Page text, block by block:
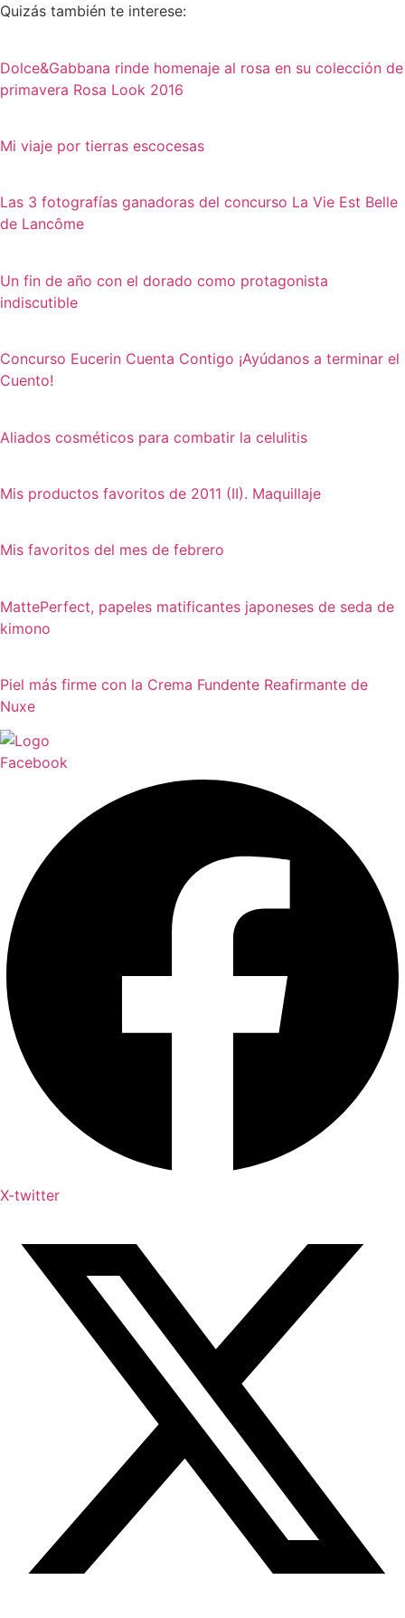
Quizás también te interese:
Dolce&Gabbana rinde homenaje al rosa en su colección de
primavera Rosa Look 2016
Mi viaje por tierras escocesas
Las 3 fotografías ganadoras del concurso La Vie Est Belle
de Lancôme
Un fin de año con el dorado como protagonista
indiscutible
Concurso Eucerin Cuenta Contigo ¡Ayúdanos a terminar el
Cuento!
Aliados cosméticos para combatir la celulitis
Mis productos favoritos de 2011 (II). Maquillaje
Mis favoritos del mes de febrero
MattePerfect, papeles matificantes japoneses de seda de
kimono
Piel más firme con la Crema Fundente Reafirmante de
Nuxe
Facebook
X-twitter